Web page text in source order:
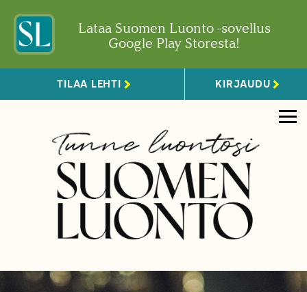
Lataa Suomen Luonto -sovellus
Google Play Storesta!
TILAA LEHTI KIRJAUDU